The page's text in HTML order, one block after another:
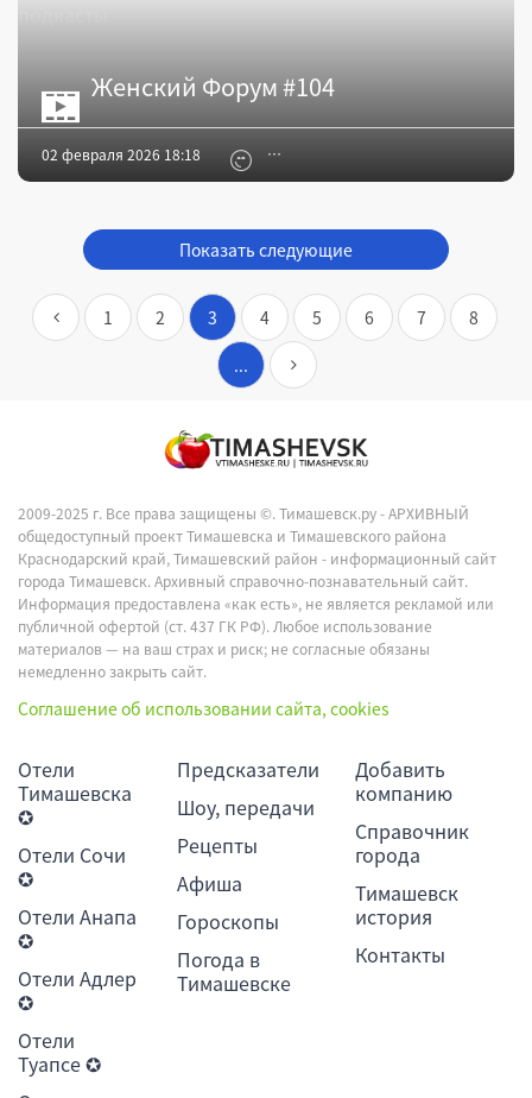
Женский Форум #104
02 февраля 2026 18:18
Показать следующие
1 2 3 4 5 6 7
8
...
2009-2025 г. Все права защищены ©.Тимашевск.ру - АРХИВНЫЙ
общедоступный проект Тимашевска и Тимашевского района
Краснодарский край, Тимашевский район - информационный сайт
города Тимашевск. Архивный справочно-познавательный сайт.
Информация предоставлена «как есть», не является рекламой или
публичной офертой (ст. 437 ГК РФ). Любое использование
материалов — на ваш страх и риск; не согласные обязаны
немедленно закрыть сайт.
Соглашение об использовании сайта, cookies
Отели
Тимашевска
✪
Отели Сочи
✪
Отели Анапа
✪
Отели Адлер
✪
Отели
Туапсе ✪
Предсказатели
Шоу, передачи
Рецепты
Афиша
Гороскопы
Погода в
Тимашевске
Добавить
компанию
Справочник
города
Тимашевск
история
Контакты